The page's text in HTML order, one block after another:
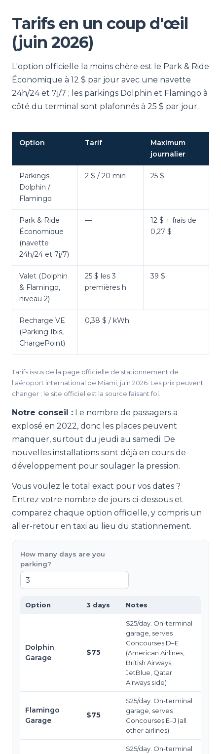
Tarifs en un coup d'œil
(juin 2026)
L'option officielle la moins chère est le Park & Ride
Économique à 12 $ par jour avec une navette
24h/24 et 7j/7 ; les parkings Dolphin et Flamingo à
côté du terminal sont plafonnés à 25 $ par jour.
Option Tarif
Maximum
journalier
Parkings
Dolphin /
Flamingo
2 $ / 20 min 25 $
Park & Ride
Économique
(navette
24h/24 et 7j/7)
—
12 $ + frais de
0,27 $
Valet (Dolphin
& Flamingo,
niveau 2)
25 $ les 3
premières h
39 $
Recharge VE
(Parking Ibis,
ChargePoint)
0,38 $ / kWh
Tarifs issus de la page officielle de stationnement de
l'aéroport international de Miami, juin 2026. Les prix peuvent
changer ; le site officiel est la source faisant foi.
Notre conseil : Le nombre de passagers a
explosé en 2022, donc les places peuvent
manquer, surtout du jeudi au samedi. De
nouvelles installations sont déjà en cours de
développement pour soulager la pression.
Vous voulez le total exact pour vos dates ?
Entrez votre nombre de jours ci-dessous et
comparez chaque option officielle, y compris un
aller-retour en taxi au lieu du stationnement.
How many days are you
parking?
Option 3 days Notes
Dolphin
Garage
$75
$25/day. On-terminal
garage, serves
Concourses D–E
(American Airlines,
British Airways,
JetBlue, Qatar
Airways side)
Flamingo
Garage
$75
$25/day. On-terminal
garage, serves
Concourses E–J (all
other airlines)
$25/day. On-terminal